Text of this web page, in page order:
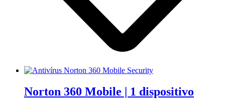
Norton 360 Mobile | 1 dispositivo